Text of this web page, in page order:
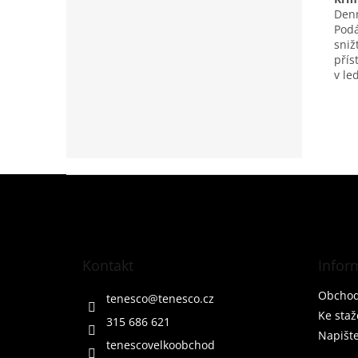
v
Z
Kontakt
tenesco@tenesco.cz
315 686 621
tenescovelkoobchod
Ke